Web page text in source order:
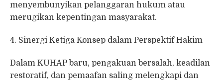
menyembunyikan pelanggaran hukum atau
merugikan kepentingan masyarakat.
4. Sinergi Ketiga Konsep dalam Perspektif Hakim
Dalam KUHAP baru, pengakuan bersalah, keadilan
restoratif, dan pemaafan saling melengkapi dan